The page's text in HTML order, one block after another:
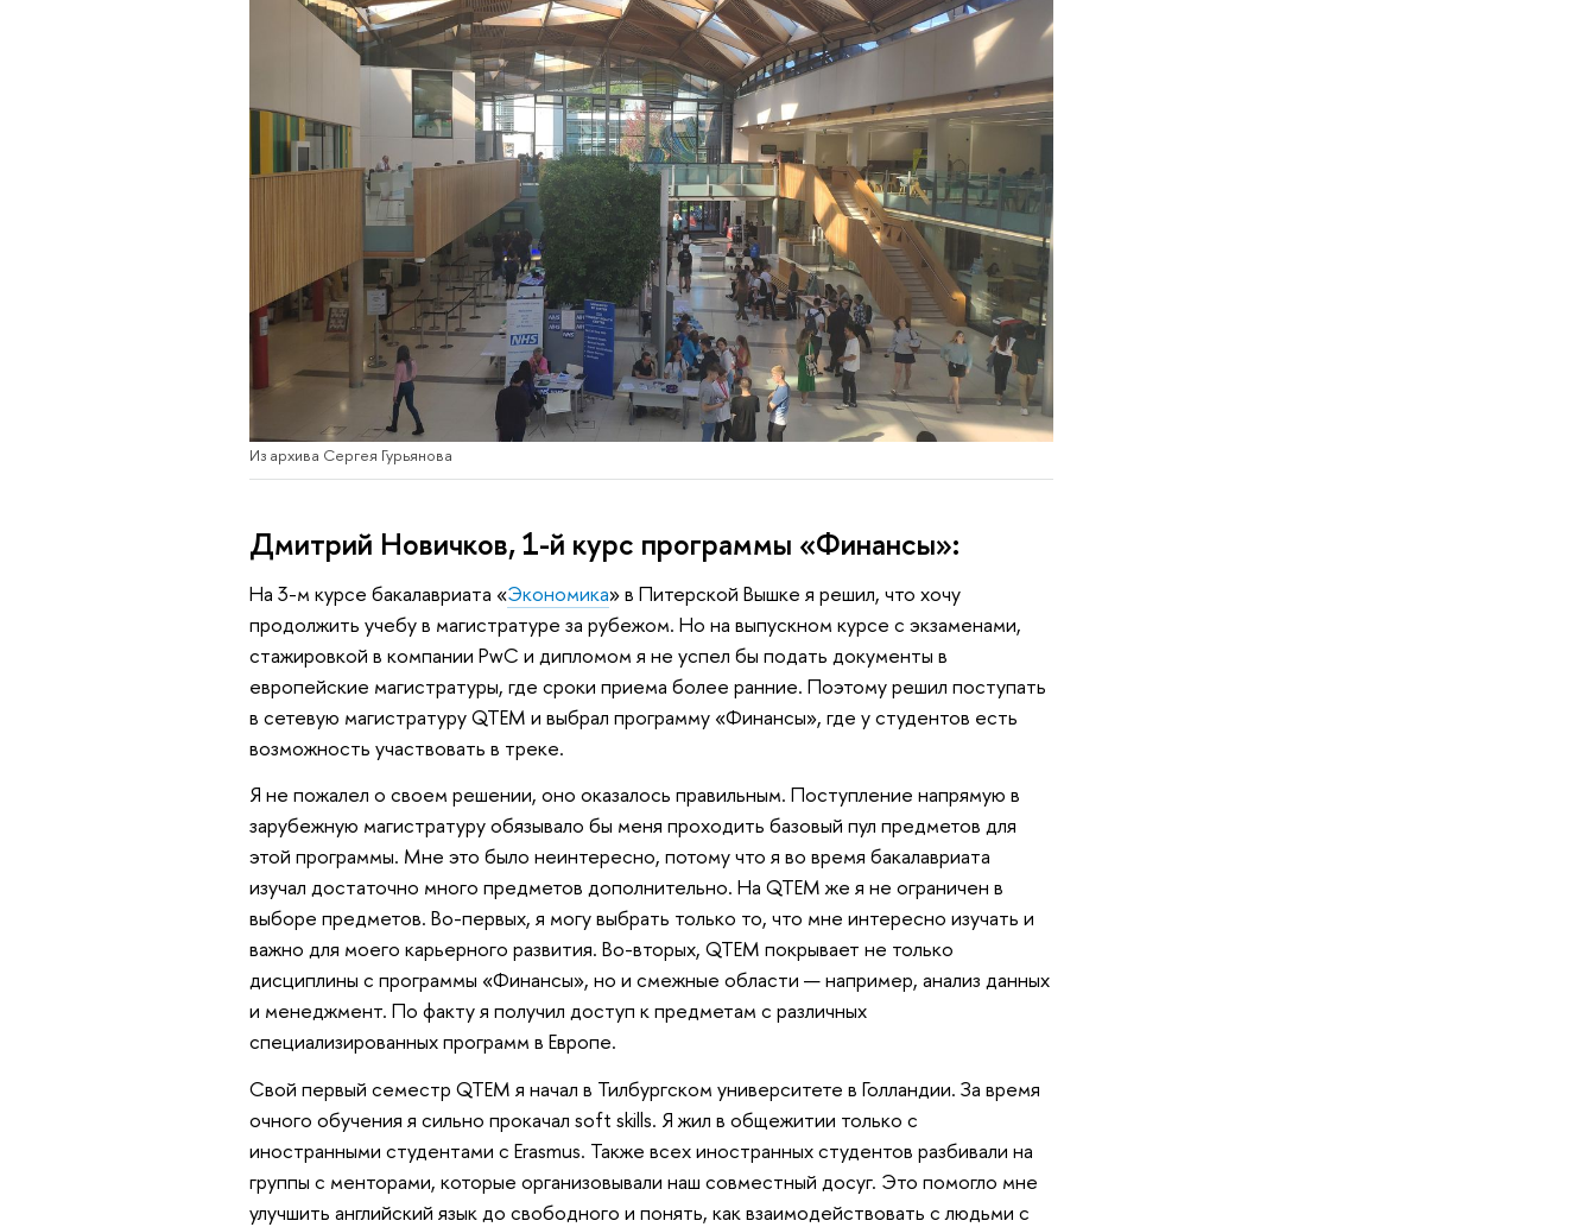
Из архива Сергея Гурьянова
Дмитрий Новичков, 1-й курс программы «Финансы»:
На 3-м курсе бакалавриата «Экономика» в Питерской Вышке я решил, что хочу
продолжить учебу в магистратуре за рубежом. Но на выпускном курсе с экзаменами,
стажировкой в компании PwC и дипломом я не успел бы подать документы в
европейские магистратуры, где сроки приема более ранние. Поэтому решил поступать
в сетевую магистратуру QTEM и выбрал программу «Финансы», где у студентов есть
возможность участвовать в треке.
Я не пожалел о своем решении, оно оказалось правильным. Поступление напрямую в
зарубежную магистратуру обязывало бы меня проходить базовый пул предметов для
этой программы. Мне это было неинтересно, потому что я во время бакалавриата
изучал достаточно много предметов дополнительно. На QTEM же я не ограничен в
выборе предметов. Во-первых, я могу выбрать только то, что мне интересно изучать и
важно для моего карьерного развития. Во-вторых, QTEM покрывает не только
дисциплины с программы «Финансы», но и смежные области — например, анализ данных
и менеджмент. По факту я получил доступ к предметам с различных
специализированных программ в Европе.
Свой первый семестр QTEM я начал в Тилбургском университете в Голландии. За время
очного обучения я сильно прокачал soft skills. Я жил в общежитии только с
иностранными студентами с Erasmus. Также всех иностранных студентов разбивали на
группы с менторами, которые организовывали наш совместный досуг. Это помогло мне
улучшить английский язык до свободного и понять, как взаимодействовать с людьми с